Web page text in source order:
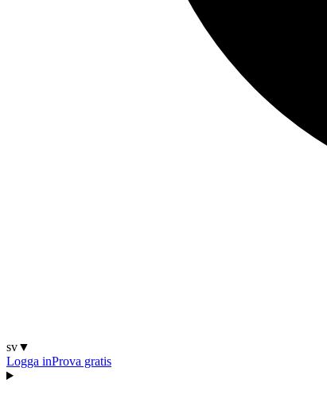
sv▼
Logga inProva gratis